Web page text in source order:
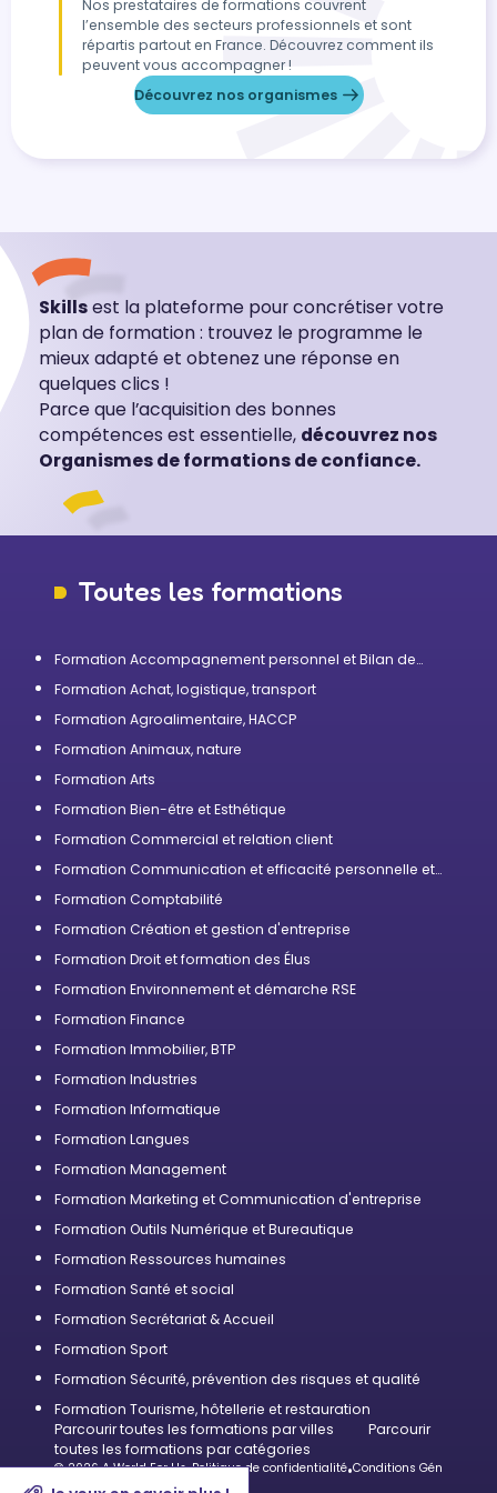
Nos prestataires de formations couvrent
l’ensemble des secteurs professionnels et sont
répartis partout en France. Découvrez comment ils
peuvent vous accompagner !
Découvrez nos organismes
Skillsest la plateforme pour concrétiser votre
plan de formation : trouvez le programme le
mieux adapté et obtenez une réponse en
quelques clics !
Parce que l’acquisition des bonnes
compétences est essentielle, découvrez nos
Organismes de formations de confiance.
Toutes les formations
Formation Accompagnement personnel et Bilan de
Formation Achat, logistique, transport
Formation Agroalimentaire, HACCP
Formation Animaux, nature
Formation Arts
Formation Bien-être et Esthétique
Formation Commercial et relation client
Formation Communication et efficacité personnelle et
Formation Comptabilité
Formation Création et gestion d'entreprise
Formation Droit et formation des Élus
Formation Environnement et démarche RSE
Formation Finance
Formation Immobilier, BTP
Formation Industries
Formation Informatique
Formation Langues
Formation Management
Formation Marketing et Communication d'entreprise
Formation Outils Numérique et Bureautique
Formation Ressources humaines
Formation Santé et social
Formation Secrétariat & Accueil
Formation Sport
Formation Sécurité, prévention des risques et qualité
Formation Tourisme, hôtellerie et restauration
Parcourir toutes les formations par villes
Parcourir
toutes les formations par catégories
© 2026 A World For Us•Politique de confidentialité•Conditions Générales